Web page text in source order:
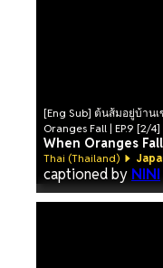
[Eng Sub] ต้นส้มอยู่บ้าน
Oranges Fall | EP.9 [2/4]
When Oranges
Thai (Thailand)
captioned by NINI